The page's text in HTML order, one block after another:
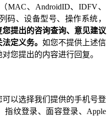
MAC、 AndroidID、IDFV、
码、设备型号、操作系统，
提出的咨询查询、意见建议
定义务。 如您不提供上述信
您提出的内容进行回复。
以选择我们提供的手机号登
纹登录、面容登录、 Apple